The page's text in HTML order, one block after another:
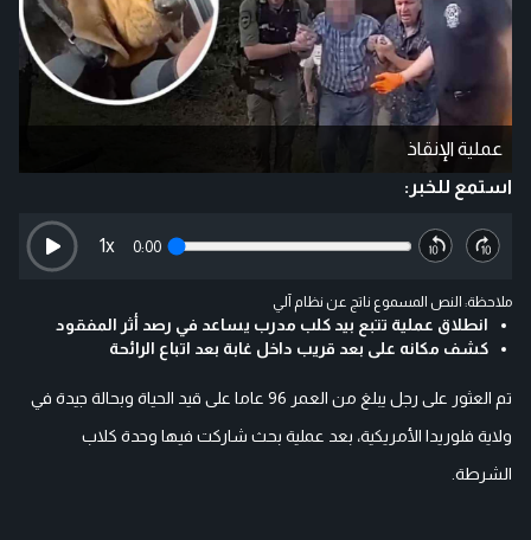
عملية الإنقاذ
استمع للخبر:
0:00
1x
ملاحظة: النص المسموع ناتج عن نظام آلي
انطلاق عملية تتبع بيد كلب مدرب يساعد في رصد أثر المفقود
كشف مكانه على بعد قريب داخل غابة بعد اتباع الرائحة
تم العثور على رجل يبلغ من العمر 96 عاما على قيد الحياة وبحالة جيدة في
ولاية فلوريدا الأمريكية، بعد عملية بحث شاركت فيها وحدة كلاب
الشرطة.